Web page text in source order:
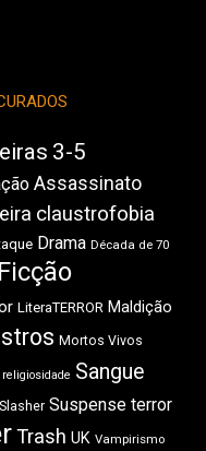
3-5
Assassinato
claustrofobia
Drama Década de 70
Ficção
LiteraTERROR Maldição
Mortos Vivos
religiosidade Sangue
Slasher Suspense terror
Trash UK Vampirismo